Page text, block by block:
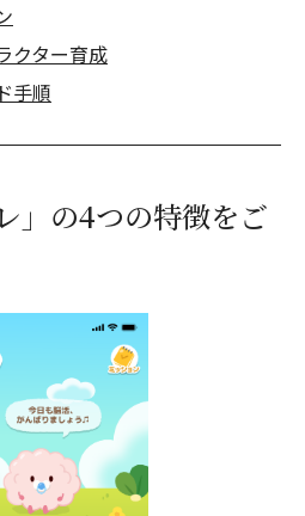
クター育成
手順
」の4つの特徴をご